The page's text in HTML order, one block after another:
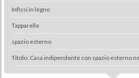
Infissi in legno
Tapparelle
spazio esterno
Titolo: Casa indipendente con spazio esterno